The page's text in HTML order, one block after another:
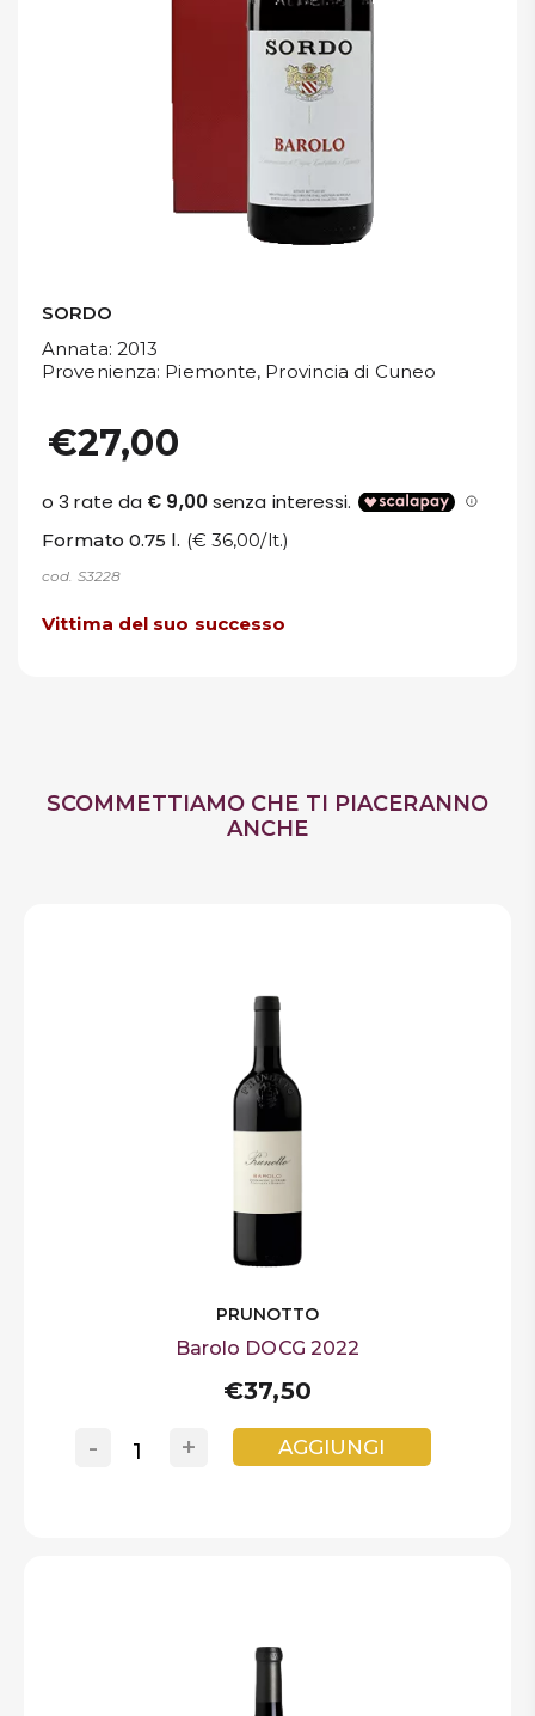
Preferiti
SORDO
Annata: 2013
Provenienza: Piemonte, Provincia di Cuneo
€27,00
Formato 0.75 l. (€ 36,00/lt.)
cod. S3228
Vittima del suo successo
SCOMMETTIAMO CHE TI PIACERANNO
ANCHE
PRUNOTTO
Barolo DOCG 2022
€37,50
+
- AGGIUNGI